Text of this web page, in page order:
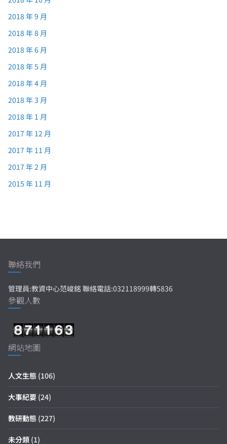
2018 年 9 月
2018 年 8 月
2018 年 6 月
2018 年 5 月
2018 年 4 月
2018 年 3 月
2018 年 1 月
2017 年 12 月
2017 年 11 月
2017 年 2 月
2015 年 11 月
聯絡我們
管理員:教資中心范峻銘 聯絡電話:032118999轉5836
參觀人數
網站地圖
人文生態 (106)
大事紀要 (24)
教研動態 (227)
未分類 (1)